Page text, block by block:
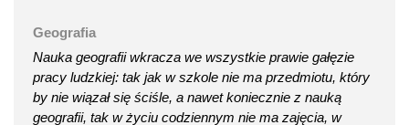
Geografia
Nauka geografii wkracza we wszystkie prawie gałęzie
pracy ludzkiej: tak jak w szkole nie ma przedmiotu, który
by nie wiązał się ściśle, a nawet koniecznie z nauką
geografii, tak w życiu codziennym nie ma zajęcia, w